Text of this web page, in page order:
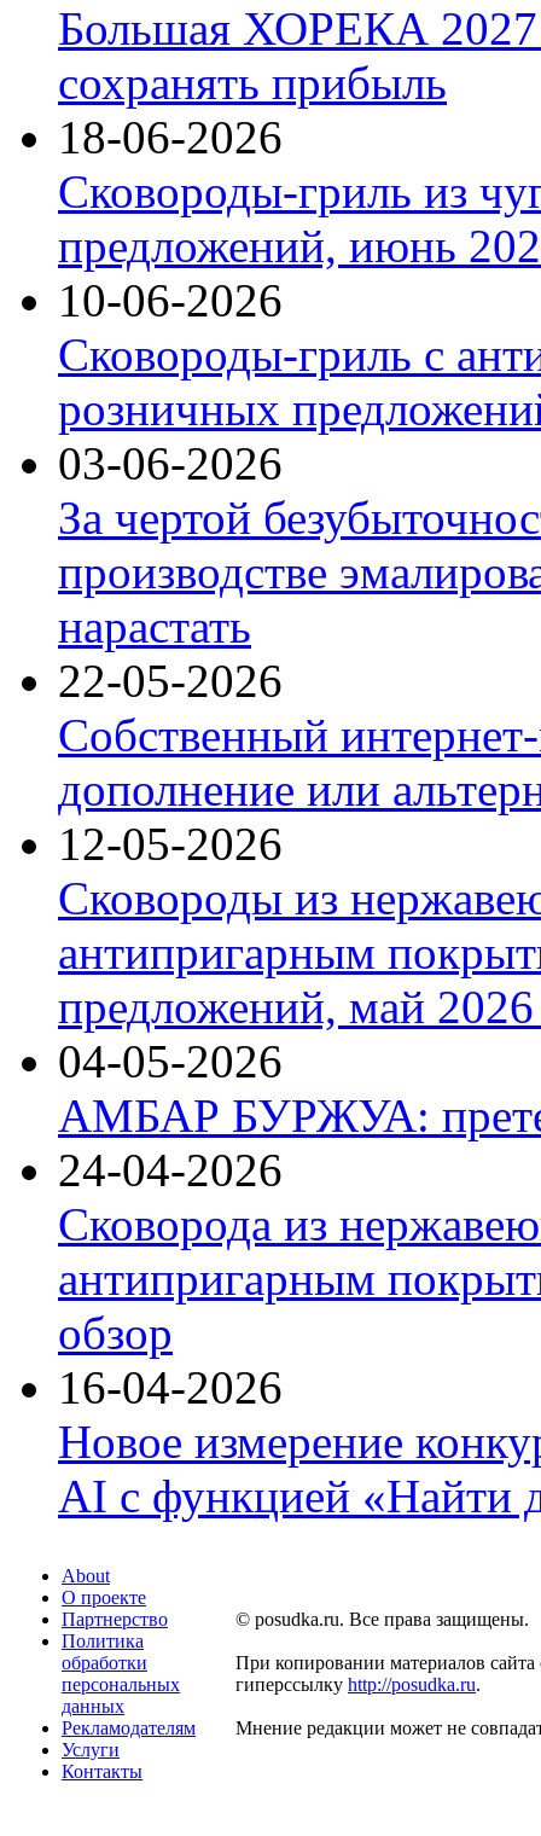
Большая ХОРЕКА 2027:
сохранять прибыль
18-06-2026
Сковороды-гриль из
предложений, июнь
10-06-2026
Сковороды-гриль с
розничных
03-06-2026
За чертой
производстве
нарастать
22-05-2026
Собственный
дополнение или
12-05-2026
Сковороды из
антипригарным
предложений, май 2026
04-05-2026
АМБАР БУРЖУА:
24-04-2026
Сковорода из
антипригарным
обзор
16-04-2026
Новое измерение
AI с функцией «Найти
About
О проекте
Партнерство
Политика
обработки
персональных
данных
Рекламодателям
Услуги
Контакты
© posudka.ru. Все права защищены.
При копировании материалов сайта
гиперссылку http://posudka.ru.
Мнение редакции может не